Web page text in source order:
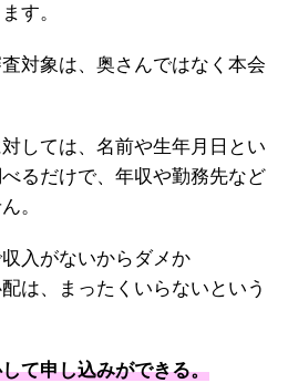
す。
対象は、奥さんではなく本会
しては、名前や生年月日とい
るだけで、年収や勤務先など
。
入がないからダメか
は、まったくいらないという
て申し込みができる。